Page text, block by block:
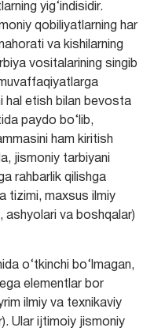
yig‘indisidir.
qobiliyatlarning har
va kishilarning
vositalarining singib
hal etish bilan bevosta
paydo bo‘lib,
ham kiritish
jismoniy tarbiyani
rahbarlik qilishga
tizimi, maxsus ilmiy
va boshqalar)
o‘tkinchi bo‘lmagan,
elementlar bor
ilmiy va texnikaviy
Ular ijtimoiy jismoniy